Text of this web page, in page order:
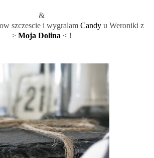
&
szczescie i wygralam Candy u Weroniki z
> Moja Dolina < !